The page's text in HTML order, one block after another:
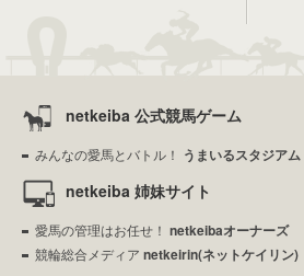
netkeiba 公式競馬ゲーム
みんなの愛馬とバトル！ うまいるスタジアム
netkeiba 姉妹サイト
愛馬の管理はお任せ！ netkeibaオーナーズ
競輪総合メディア netkeirin(ネットケイリン)